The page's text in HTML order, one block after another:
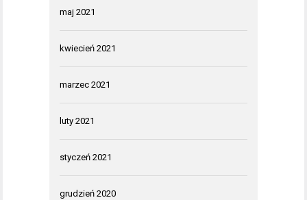
maj 2021
kwiecień 2021
marzec 2021
luty 2021
styczeń 2021
grudzień 2020